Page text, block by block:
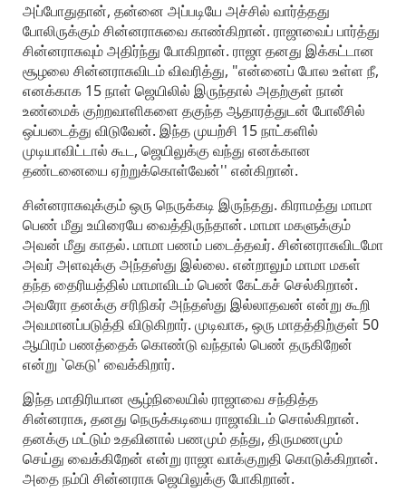
அப்போதுதான், தன்னை அப்படியே அச்சில் வார்த்தது
போலிருக்கும் சின்னராசுவை காண்கிறான். ராஜாவைப் பார்த்து
சின்னராசுவும் அதிர்ந்து போகிறான். ராஜா தனது இக்கட்டான
சூழலை சின்னராசுவிடம் விவரித்து, "என்னைப் போல உள்ள நீ,
எனக்காக 15 நாள் ஜெயிலில் இருந்தால் அதற்குள் நான்
உண்மைக் குற்றவாளிகளை தகுந்த ஆதாரத்துடன் போலீசில்
ஒப்படைத்து விடுவேன். இந்த முயற்சி 15 நாட்களில்
முடியாவிட்டால் கூட, ஜெயிலுக்கு வந்து எனக்கான
தண்டனையை ஏற்றுக்கொள்வேன்'' என்கிறான்.
சின்னராசுவுக்கும் ஒரு நெருக்கடி இருந்தது. கிராமத்து மாமா
பெண் மீது உயிரையே வைத்திருந்தான். மாமா மகளுக்கும்
அவன் மீது காதல். மாமா பணம் படைத்தவர். சின்னராசுவிடமோ
அவர் அளவுக்கு அந்தஸ்து இல்லை. என்றாலும் மாமா மகள்
தந்த தைரியத்தில் மாமாவிடம் பெண் கேட்கச் செல்கிறான்.
அவரோ தனக்கு சரிநிகர் அந்தஸ்து இல்லாதவன் என்று கூறி
அவமானப்படுத்தி விடுகிறார். முடிவாக, ஒரு மாதத்திற்குள் 50
ஆயிரம் பணத்தைக் கொண்டு வந்தால் பெண் தருகிறேன்
என்று `கெடு' வைக்கிறார்.
இந்த மாதிரியான சூழ்நிலையில் ராஜாவை சந்தித்த
சின்னராசு, தனது நெருக்கடியை ராஜாவிடம் சொல்கிறான்.
தனக்கு மட்டும் உதவினால் பணமும் தந்து, திருமணமும்
செய்து வைக்கிறேன் என்று ராஜா வாக்குறுதி கொடுக்கிறான்.
அதை நம்பி சின்னராசு ஜெயிலுக்கு போகிறான்.